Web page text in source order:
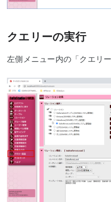
クエリーの実行
左側メニュー内の「クエリ